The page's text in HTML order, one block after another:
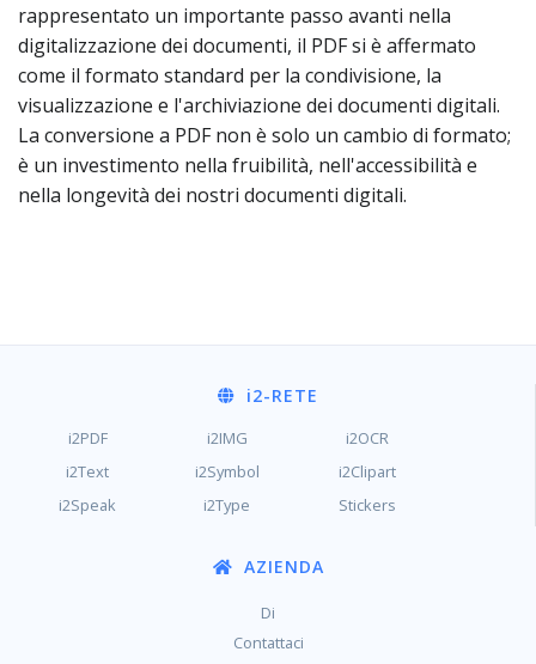
rappresentato un importante passo avanti nella
digitalizzazione dei documenti, il PDF si è affermato
come il formato standard per la condivisione, la
visualizzazione e l'archiviazione dei documenti digitali.
La conversione a PDF non è solo un cambio di formato;
è un investimento nella fruibilità, nell'accessibilità e
nella longevità dei nostri documenti digitali.
i2-RETE
i2PDF i2IMG
i2OCR
i2Text
i2Symbol
i2Clipart
i2Speak
i2Type Stickers
AZIENDA
Di
Contattaci